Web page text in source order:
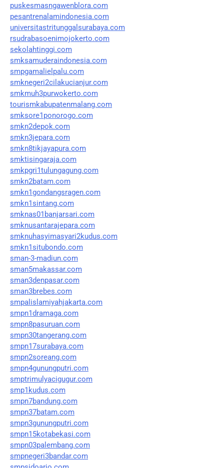
puskesmasngawenblora.com
pesantrenalamindonesia.com
universitastritunggalsurabaya.com
rsudrabasoenimojokerto.com
sekolahtinggi.com
smksamuderaindonesia.com
smpgamalielpalu.com
smknegeri2cilakucianjur.com
smkmuh3purwokerto.com
tourismkabupatenmalang.com
smksore1ponorogo.com
smkn2depok.com
smkn3jepara.com
smkn8tikjayapura.com
smktisingaraja.com
smkpgri1tulungagung.com
smkn2batam.com
smkn1gondangsragen.com
smkn1sintang.com
smknas01banjarsari.com
smknusantarajepara.com
smknuhasyimasyari2kudus.com
smkn1situbondo.com
sman-3-madiun.com
sman5makassar.com
sman3denpasar.com
sman3brebes.com
smpalislamiyahjakarta.com
smpn1dramaga.com
smpn8pasuruan.com
smpn30tangerang.com
smpn17surabaya.com
smpn2soreang.com
smpn4gunungputri.com
smptrimulyacigugur.com
smp1kudus.com
smpn7bandung.com
smpn37batam.com
smpn3gunungputri.com
smpn15kotabekasi.com
smpn03palembang.com
smpnegeri3bandar.com